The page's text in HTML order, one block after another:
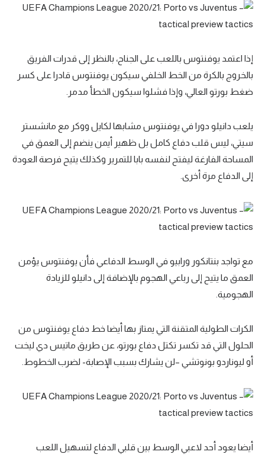
إذا اعتمد يوفنتوس باللعب على الجناح، بالنظر إلى قدرات الفريق
بالخروج بالكرة من الخط الخلفي سيكون يوفنتوس قادرا على كسر
ضغط بورتو العالي، وإذا فشلوا سيكون الخطأ مدمر.
يلعب دانيلو دورا في يوفنتوس مشابها لكايل ووكر مع مانشستر
سيتي، ليس قلب دفاع كامل بل ظهير أيمن ينضم إلى العمق في
المساحة الفارغة ليفتح لنفسه بابا للتمرير وكذلك يتيح فرصة العودة
إلى الدفاع مرة أخرى.
مع تواجد بنتانكور ورابيو في الوسط الدفاعي فأن يوفنتوس يؤمن
العمق ما يتيح إلى رباعي الهجوم بالإضافة إلى دانيلو للزيادة
الهجومية.
الكرات الطولية المتقنة التي يمتاز بها أيضا خط دفاع يوفنتوس من
الحلول التي قد تكسر تكتل دفاع بورتو، عن طريق ماتيس دي ليخت
أو ليوناردو بونوتشي –لن يشارك بسبب الإصابة- لضرب الخطوط.
أيضا يعود أحد لاعبي الوسط بين قلبي الدفاع لتسهيل اللعب